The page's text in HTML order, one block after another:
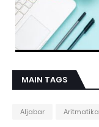
MAIN TAGS
Aljabar Aritmatika